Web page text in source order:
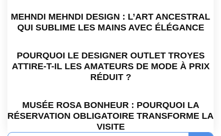
MEHNDI MEHNDI DESIGN : L’ART ANCESTRAL
QUI SUBLIME LES MAINS AVEC ÉLÉGANCE
POURQUOI LE DESIGNER OUTLET TROYES
ATTIRE-T-IL LES AMATEURS DE MODE À PRIX
RÉDUIT ?
MUSÉE ROSA BONHEUR : POURQUOI LA
RÉSERVATION OBLIGATOIRE TRANSFORME LA
VISITE